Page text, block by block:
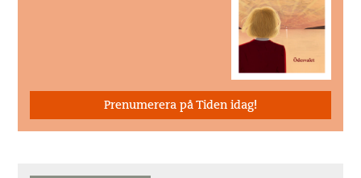
Prenumerera på Tiden idag!